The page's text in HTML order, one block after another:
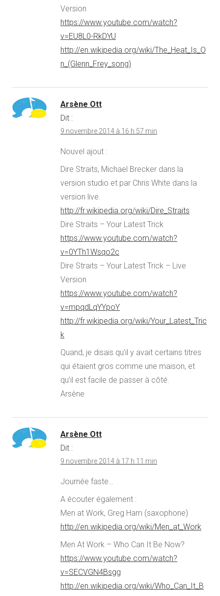
Version
https://www.youtube.com/watch?
v=EU8L0-RkDYU
http://en.wikipedia.org/wiki/The_Heat_Is_O
n_(Glenn_Frey_song)
Arsène Ott
Dit :
9 novembre 2014 à 16 h 57 min
Nouvel ajout :
Dire Straits, Michael Brecker dans la
version studio et par Chris White dans la
version live.
http://fr.wikipedia.org/wiki/Dire_Straits
Dire Straits – Your Latest Trick
https://www.youtube.com/watch?
v=0YTh1Wsqo2c
Dire Straits – Your Latest Trick – Live
Version
https://www.youtube.com/watch?
v=mpqdLqYYpoY
http://fr.wikipedia.org/wiki/Your_Latest_Tric
k
Quand, je disais qu’il y avait certains titres
qui étaient gros comme une maison, et
qu’il est facile de passer à côté.
Arsène
Arsène Ott
Dit :
9 novembre 2014 à 17 h 11 min
Journée faste…
A écouter également :
Men at Work, Greg Ham (saxophone)
http://en.wikipedia.org/wiki/Men_at_Work
Men At Work – Who Can It Be Now?
https://www.youtube.com/watch?
v=SECVGN4Bsgg
http://en.wikipedia.org/wiki/Who_Can_It_B